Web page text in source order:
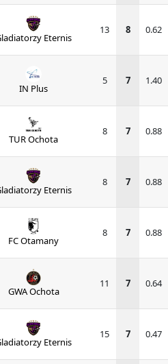
Eternis
13 8 0.62
IN Plus
5 7 1.40
TUR Ochota
8 7 0.88
Eternis
8 7 0.88
FC Otamany
8 7 0.88
GWA Ochota
11 7 0.64
Eternis
15 7 0.47